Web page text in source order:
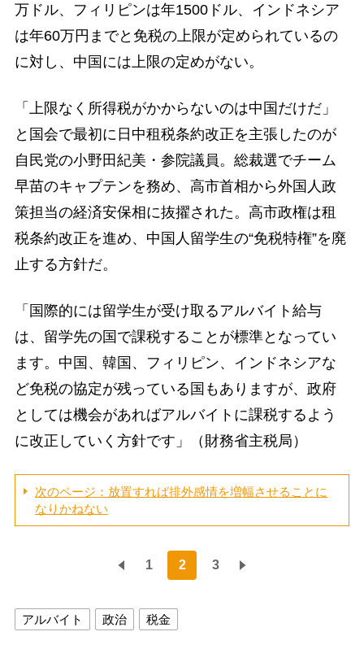
万ドル、フィリピンは年1500ドル、インドネシア
は年60万円までと免税の上限が定められているの
に対し、中国には上限の定めがない。
「上限なく所得税がかからないのは中国だけだ」
と国会で最初に日中租税条約改正を主張したのが
自民党の小野田紀美・参院議員。総裁選でチーム
早苗のキャプテンを務め、高市首相から外国人政
策担当の経済安保相に抜擢された。高市政権は租
税条約改正を進め、中国人留学生の“免税特権”を廃
止する方針だ。
「国際的には留学生が受け取るアルバイト給与
は、留学先の国で課税することが標準となってい
ます。中国、韓国、フィリピン、インドネシアな
ど免税の協定が残っている国もありますが、政府
としては機会があればアルバイトに課税するよう
に改正していく方針です」（財務省主税局）
次のページ：放置すれば排外感情を増幅させることに
なりかねない
1 2 3
アルバイト 政治 税金